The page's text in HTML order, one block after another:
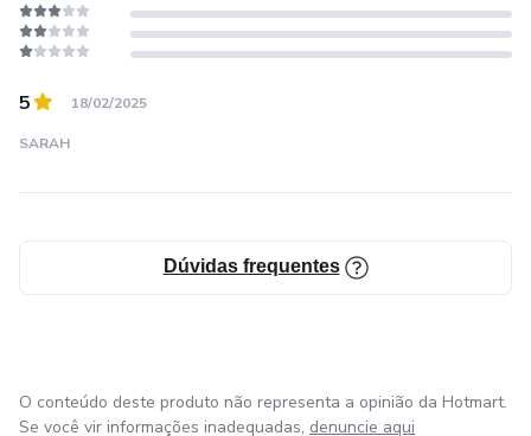
5 18/02/2025
SARAH
Dúvidas frequentes
O conteúdo deste produto não representa a opinião da Hotmart.
Se você vir informações inadequadas, denuncie aqui